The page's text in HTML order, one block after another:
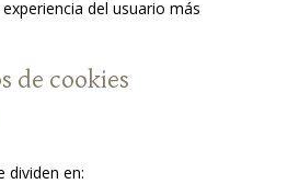
del usuario más
de cookies
dividen en: